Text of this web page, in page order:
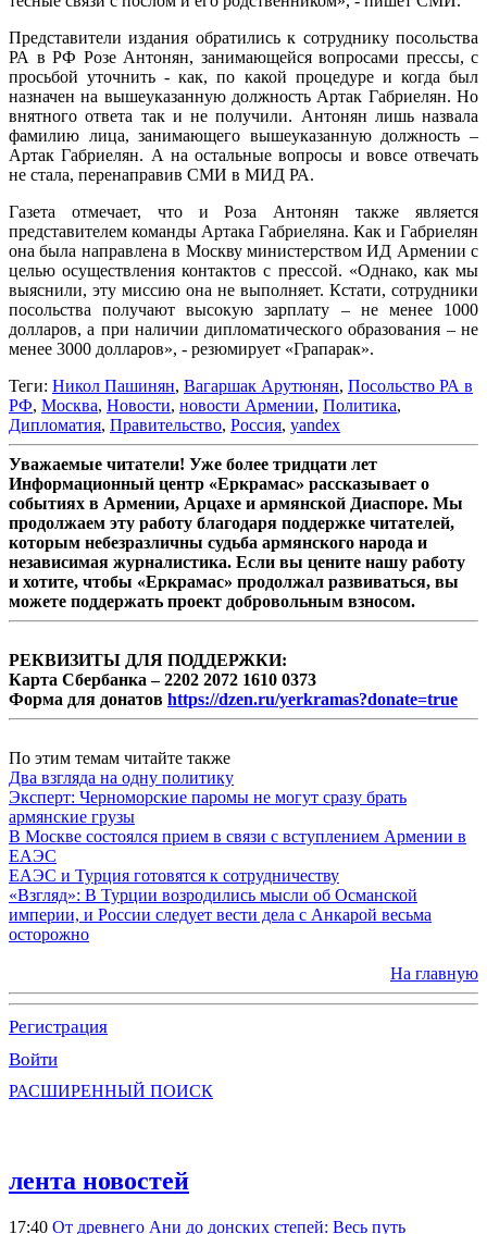
Представители издания обратились к сотруднику посольства
РА в РФ Розе Антонян, занимающейся вопросами прессы, с
просьбой уточнить - как, по какой процедуре и когда был
назначен на вышеуказанную должность Артак Габриелян. Но
внятного ответа так и не получили. Антонян лишь назвала
фамилию лица, занимающего вышеуказанную должность –
Артак Габриелян. А на остальные вопросы и вовсе отвечать
не стала, перенаправив СМИ в МИД РА.
Газета отмечает, что и Роза Антонян также является
представителем команды Артака Габриеляна. Как и Габриелян
она была направлена в Москву министерством ИД Армении с
целью осуществления контактов с прессой. «Однако, как мы
выяснили, эту миссию она не выполняет. Кстати, сотрудники
посольства получают высокую зарплату – не менее 1000
долларов, а при наличии дипломатического образования – не
менее 3000 долларов», - резюмирует «Грапарак».
Теги: Никол Пашинян, Вагаршак Арутюнян, Посольство РА в
РФ, Москва, Новости, новости Армении, Политика,
Дипломатия, Правительство, Россия, yandex
Уважаемые читатели! Уже более тридцати лет
Информационный центр «Еркрамас» рассказывает о
событиях в Армении, Арцахе и армянской Диаспоре. Мы
продолжаем эту работу благодаря поддержке читателей,
которым небезразличны судьба армянского народа и
независимая журналистика. Если вы цените нашу работу
и хотите, чтобы «Еркрамас» продолжал развиваться, вы
можете поддержать проект добровольным взносом.
РЕКВИЗИТЫ ДЛЯ ПОДДЕРЖКИ:
Карта Сбербанка – 2202 2072 1610 0373
Форма для донатов https://dzen.ru/yerkramas?donate=true
По этим темам читайте также
Два взгляда на одну политику
Эксперт: Черноморские паромы не могут сразу брать
армянские грузы
В Москве состоялся прием в связи с вступлением Армении в
ЕАЭС
ЕАЭС и Турция готовятся к сотрудничеству
«Взгляд»: В Турции возродились мысли об Османской
империи, и России следует вести дела с Анкарой весьма
осторожно
На главную
Регистрация
Войти
РАСШИРЕННЫЙ ПОИСК
лента новостей
17:40 От древнего Ани до донских степей: Весь путь